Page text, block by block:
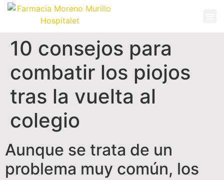
10 consejos para
combatir los piojos
tras la vuelta al
colegio
Aunque se trata de un
problema muy común, los